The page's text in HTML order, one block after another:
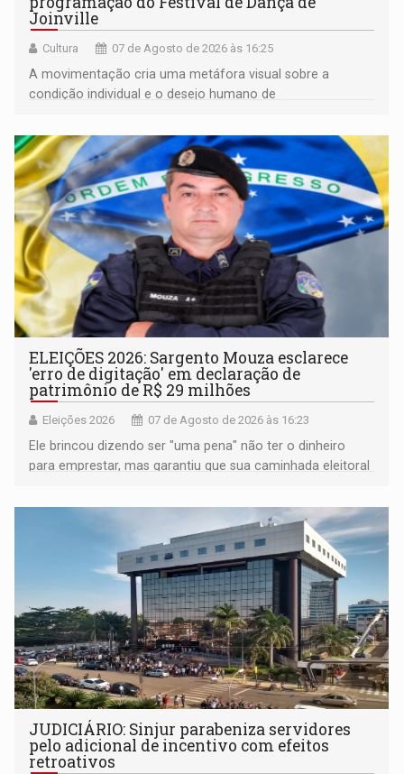
Joinville
Cultura 07 de Agosto de 2026 às 16:25
A movimentação cria uma metáfora visual sobre a
condição individual e o desejo humano de
ELEIÇÕES 2026: Sargento Mouza esclarece
'erro de digitação' em declaração de
patrimônio de R$ 29 milhões
Eleições 2026 07 de Agosto de 2026 às 16:23
Ele brincou dizendo ser "uma pena" não ter o dinheiro
para emprestar, mas garantiu que sua caminhada eleitoral
JUDICIÁRIO: Sinjur parabeniza servidores
pelo adicional de incentivo com efeitos
retroativos